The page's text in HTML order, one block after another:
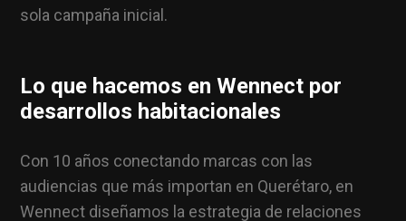
sola campaña inicial.
Lo que hacemos en Wennect por
desarrollos habitacionales
Con 10 años conectando marcas con las
audiencias que más importan en Querétaro, en
Wennect diseñamos la estrategia de relaciones